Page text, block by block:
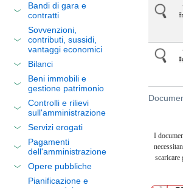
Bandi di gara e
contratti
Sovvenzioni,
contributi, sussidi,
vantaggi economici
Bilanci
Beni immobili e
gestione patrimonio
Controlli e rilievi
sull'amministrazione
Servizi erogati
Pagamenti
dell'amministrazione
Opere pubbliche
Pianificazione e
I
scaricare